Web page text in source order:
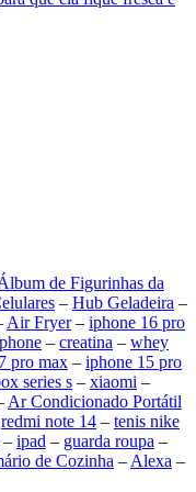
de Figurinhas da
– Hub Geladeira –
Air Fryer– iphone 16 pro
– creatina – whey
pro max – iphone 15 pro
series s – xiaomi –
Ar Condicionado Portátil
redmi note 14 – tenis nike
– ipad – guarda roupa –
de Cozinha – Alexa –